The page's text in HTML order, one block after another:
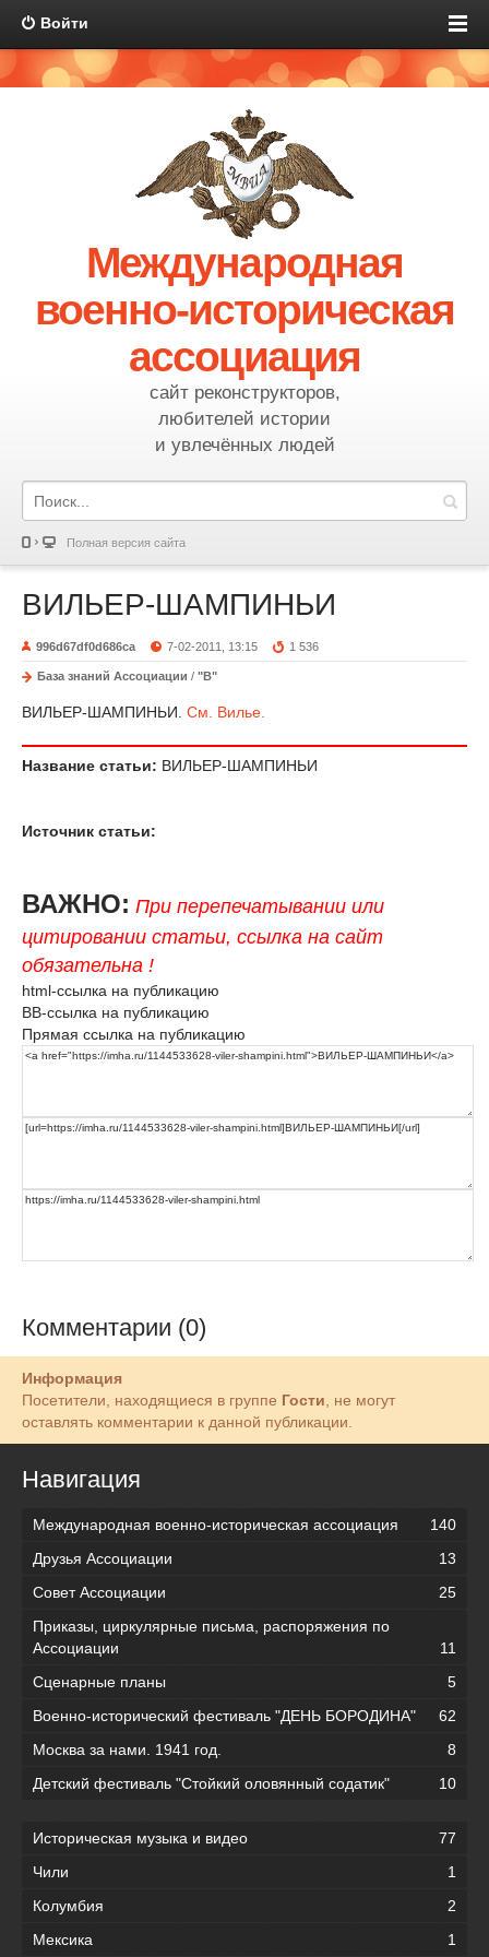
Войти
Международная
военно-историческая
ассоциация
сайт реконструкторов,
любителей истории
и увлечённых людей
Полная версия сайта
ВИЛЬЕР-ШАМПИНЬИ
996d67df0d686ca 7-02-2011, 13:15 1 536
База знаний Ассоциации / "В"
ВИЛЬЕР-ШАМПИНЬИ. См. Вилье.
Название статьи: ВИЛЬЕР-ШАМПИНЬИ
Источник статьи:
ВАЖНО: При перепечатывании или
цитировании статьи, ссылка на сайт
обязательна !
html-ссылка на публикацию
BB-ссылка на публикацию
Прямая ссылка на публикацию
Комментарии (0)
Информация
Посетители, находящиеся в группе Гости , не могут
оставлять комментарии к данной публикации.
Навигация
Международная военно-историческая ассоциация
140
Друзья Ассоциации
13
Совет Ассоциации
25
Приказы, циркулярные письма, распоряжения по
Ассоциации
11
Сценарные планы
5
Военно-исторический фестиваль "ДЕНЬ БОРОДИНА"
62
Москва за нами. 1941 год.
8
Детский фестиваль "Стойкий оловянный содатик"
10
Историческая музыка и видео
77
Чили
1
Колумбия
2
Мексика
1